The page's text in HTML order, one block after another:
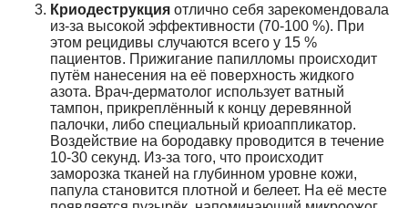
Криодеструкция отлично себя зарекомендовала
из-за высокой эффективности (70-100 %). При
этом рецидивы случаются всего у 15 %
пациентов. Прижигание папилломы происходит
путём нанесения на её поверхность жидкого
азота. Врач-дерматолог использует ватный
тампон, прикреплённый к концу деревянной
палочки, либо специальный криоаппликатор.
Воздействие на бородавку проводится в течение
10-30 секунд. Из-за того, что происходит
заморозка тканей на глубинном уровне кожи,
папула становится плотной и белеет. На её месте